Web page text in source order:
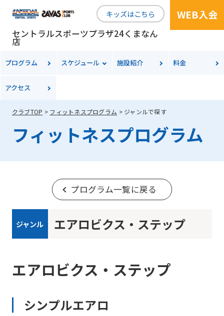
キッズはこちら
セントラルスポーツプラザ24くまなん
店
WEB入会
プログラム スケジュール 施設紹介 料金
アクセス
クラブTOP フィットネスプログラム ジャンルで探す
フィットネスプログラム
プログラム一覧に戻る
ジャンル エアロビクス・ステップ
エアロビクス・ステップ
シンプルエアロ